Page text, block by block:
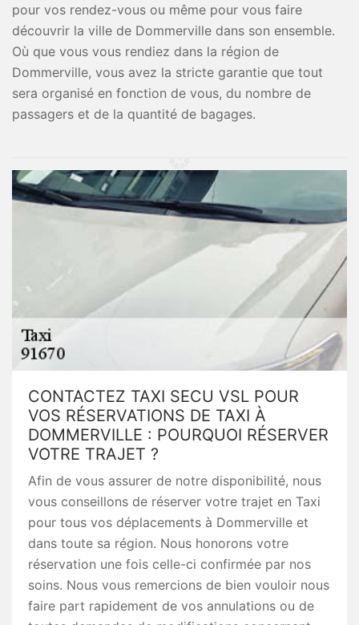
pour vos rendez-vous ou même pour vous faire
découvrir la ville de Dommerville dans son ensemble.
Où que vous vous rendiez dans la région de
Dommerville, vous avez la stricte garantie que tout
sera organisé en fonction de vous, du nombre de
passagers et de la quantité de bagages.
CONTACTEZ TAXI SECU VSL POUR
VOS RÉSERVATIONS DE TAXI À
DOMMERVILLE : POURQUOI RÉSERVER
VOTRE TRAJET ?
Afin de vous assurer de notre disponibilité, nous
vous conseillons de réserver votre trajet en Taxi
pour tous vos déplacements à Dommerville et
dans toute sa région. Nous honorons votre
réservation une fois celle-ci confirmée par nos
soins. Nous vous remercions de bien vouloir nous
faire part rapidement de vos annulations ou de